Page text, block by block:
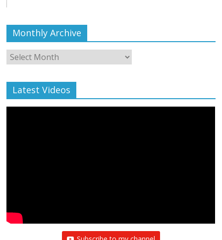
Monthly Archive
Monthly
Archive
Latest Videos